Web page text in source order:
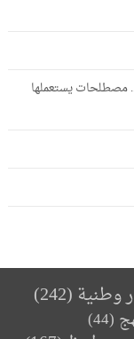
مصطلحات يستعملها
وطنية(242)
(44)